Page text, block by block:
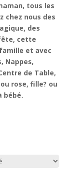
tous les
chez nous des
des
cette
et avec
Nappes,
de Table,
rose, fille? ou
bébé.